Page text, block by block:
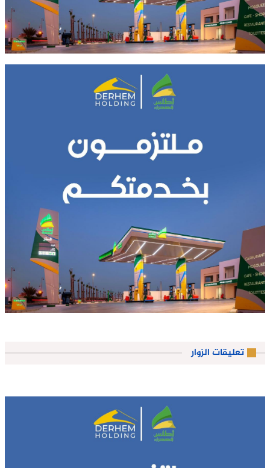
تعليقات الزوار